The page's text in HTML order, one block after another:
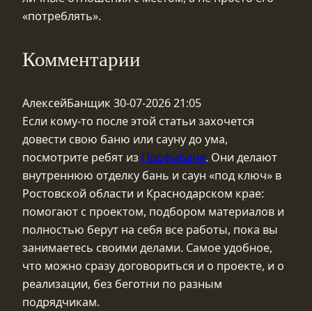
«потреблять».
Комментарии
АлексейБанщик 30-07-2026 21:05
Если кому-то после этой статьи захочется
довести свою баню или сауну до ума,
посмотрите ребят из ПрофиБаня. Они делают
внутреннюю отделку бань и саун «под ключ» в
Ростовской области и Краснодарском крае:
помогают с проектом, подбором материалов и
полностью берут на себя все работы, пока вы
занимаетесь своими делами. Самое удобное,
что можно сразу договориться и о проекте, и о
реализации, без беготни по разным
подрядчикам.